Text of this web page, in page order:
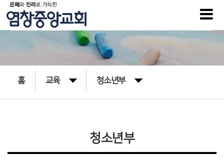
홈 교육 청소년부
청소년부